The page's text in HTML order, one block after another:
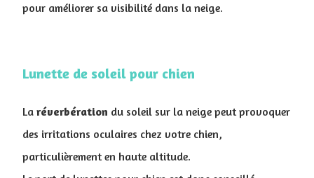
pour améliorer sa visibilité dans la neige.
Lunette de soleil pour chien
La réverbération du soleil sur la neige peut provoquer
des irritations oculaires chez votre chien,
particulièrement en haute altitude.